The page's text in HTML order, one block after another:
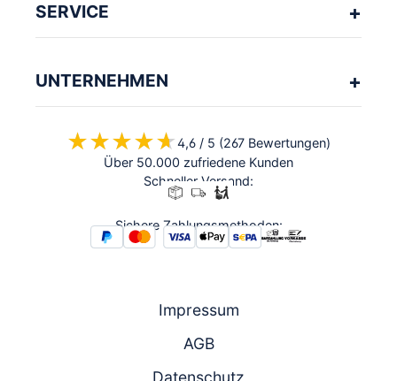
SERVICE
UNTERNEHMEN
★★★★★
★★★★★4,6 / 5 (267 Bewertungen)
Über 50.000 zufriedene Kunden
Schneller Versand:
Sichere Zahlungsmethoden:
Impressum
AGB